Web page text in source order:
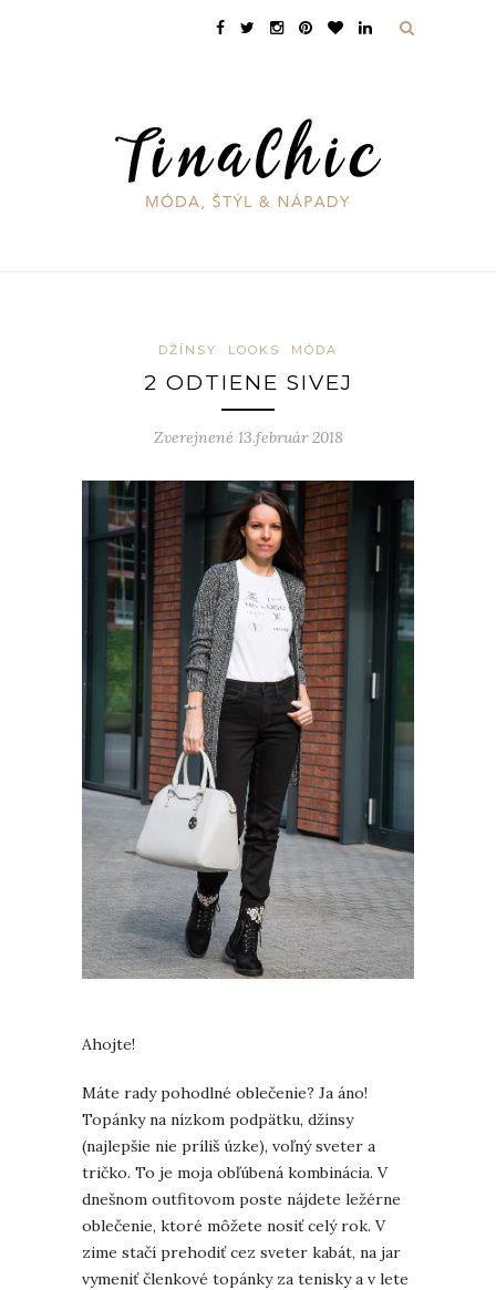
DŽÍNSY LOOKS MÓDA
2 ODTIENE SIVEJ
Zverejnené 13.február 2018
Ahojte!
Máte rady pohodlné oblečenie? Ja áno!
Topánky na nízkom podpätku, džínsy
(najlepšie nie príliš úzke), voľný sveter a
tričko. To je moja obľúbená kombinácia. V
dnešnom outfitovom poste nájdete ležérne
oblečenie, ktoré môžete nosiť celý rok. V
zime stačí prehodiť cez sveter kabát, na jar
vymeniť členkové topánky za tenisky a v lete